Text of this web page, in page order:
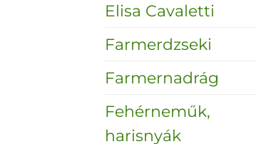
Elisa Cavaletti
Farmerdzseki
Farmernadrág
Fehérneműk,
harisnyák